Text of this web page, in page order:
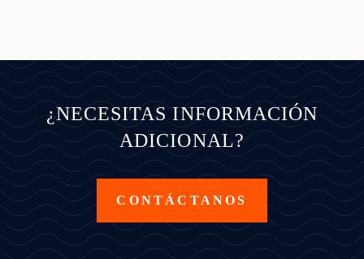
¿NECESITAS INFORMACIÓN
ADICIONAL?
CONTÁCTANOS